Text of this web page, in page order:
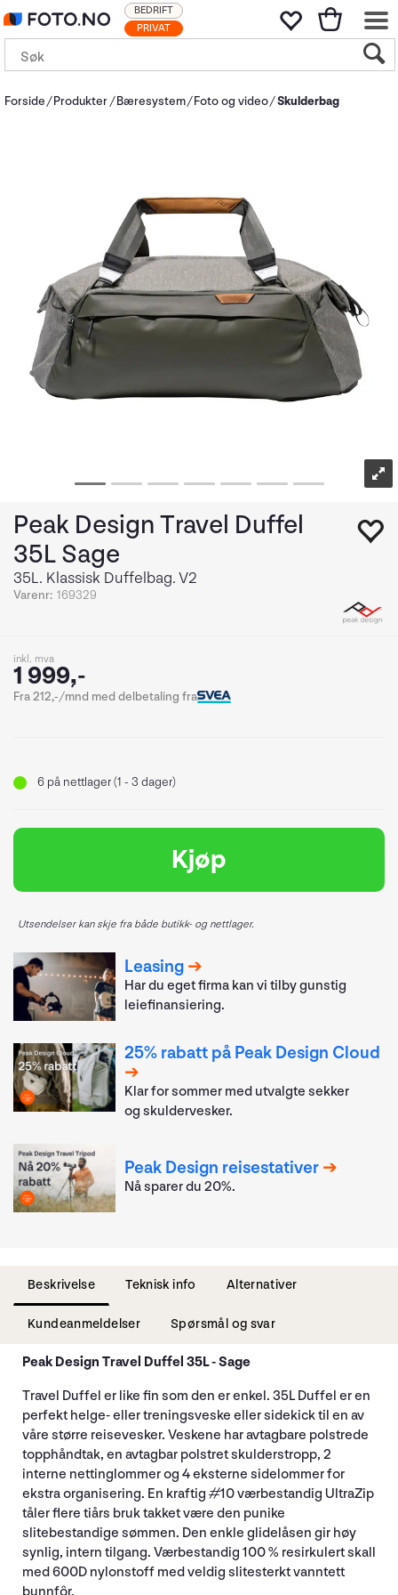
PRIVAT
BEDRIFT
Forside Produkter Bæresystem Foto og video Skulderbag
Peak Design Travel Duffel
35L Sage
35L. Klassisk Duffelbag. V2
Varenr: 169329
inkl. mva
1 999,-
Fra 212,-/mnd med delbetaling fra
6 på nettlager (1 - 3 dager)
Kjøp
Utsendelser kan skje fra både butikk- og nettlager.
Leasing
Har du eget firma kan vi tilby gunstig
leiefinansiering.
25% rabatt på Peak Design Cloud
Klar for sommer med utvalgte sekker
og skuldervesker.
Peak Design reisestativer
Nå sparer du 20%.
Beskrivelse Teknisk info Alternativer
Kundeanmeldelser Spørsmål og svar
Peak Design Travel Duffel 35L - Sage
Travel Duffel er like fin som den er enkel. 35L Duffel er en
perfekt helge- eller treningsveske eller sidekick til en av
våre større reisevesker. Veskene har avtagbare polstrede
topphåndtak, en avtagbar polstret skulderstropp, 2
interne nettinglommer og 4 eksterne sidelommer for
ekstra organisering. En kraftig #10 værbestandig UltraZip
tåler flere tiårs bruk takket være den punike
slitebestandige sømmen. Den enkle glidelåsen gir høy
synlig, intern tilgang. Værbestandig 100 % resirkulert skall
med 600D nylonstoff med veldig slitesterkt vanntett